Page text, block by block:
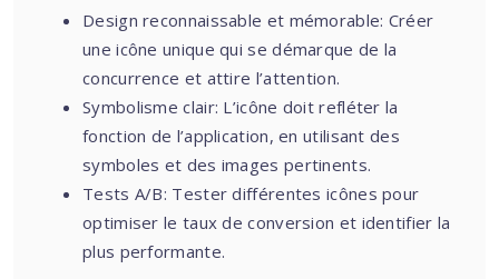
Design reconnaissable et mémorable: Créer
une icône unique qui se démarque de la
concurrence et attire l’attention.
Symbolisme clair: L’icône doit refléter la
fonction de l’application, en utilisant des
symboles et des images pertinents.
Tests A/B: Tester différentes icônes pour
optimiser le taux de conversion et identifier la
plus performante.